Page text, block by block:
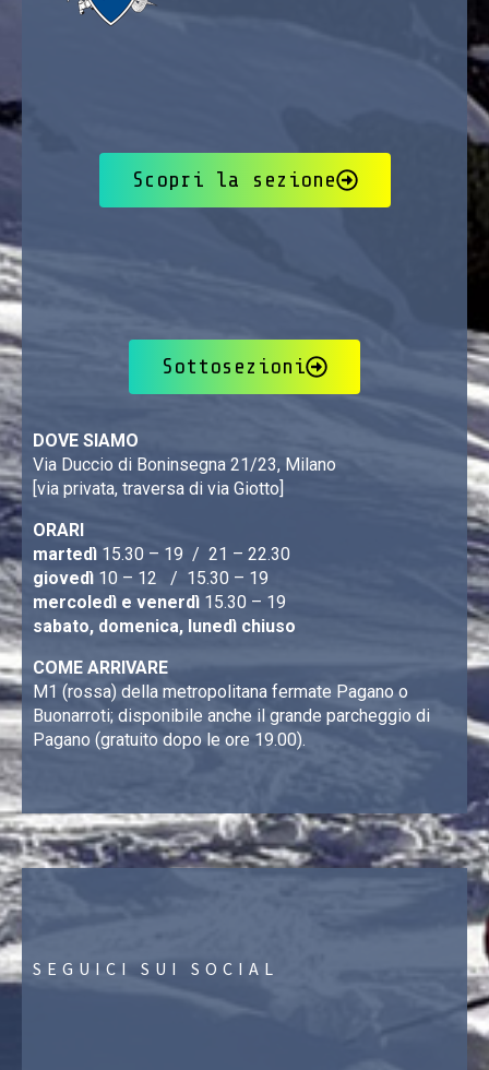
Scopri la sezione
Sottosezioni
DOVE SIAMO
Via Duccio di Boninsegna 21/23, Milano
[via privata, traversa di via Giotto]
ORARI
martedì 15.30 – 19 / 21 – 22.30
giovedì 10 – 12 / 15.30 – 19
mercoledì e venerdì 15.30 – 19
sabato, domenica, lunedì chiuso
COME ARRIVARE
M1 (rossa) della metropolitana fermate Pagano o
Buonarroti; disponibile anche il grande parcheggio di
Pagano (gratuito dopo le ore 19.00).
SEGUICI SUI SOCIAL